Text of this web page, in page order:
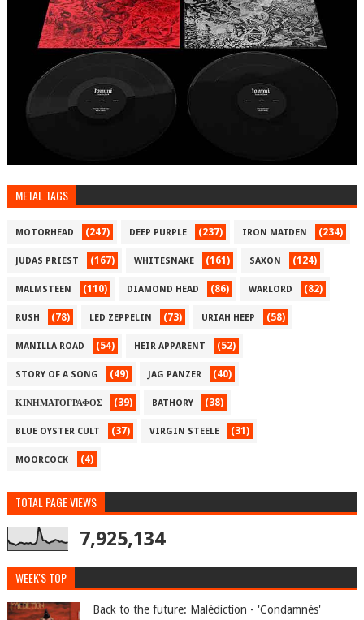
METAL TAGS
MOTORHEAD (247) DEEP PURPLE (237) IRON MAIDEN (234)
JUDAS PRIEST (167) WHITESNAKE (161) SAXON (124)
MALMSTEEN (110) DIAMOND HEAD (86) WARLORD (82)
RUSH (78) LED ZEPPELIN (73) URIAH HEEP (58)
MANILLA ROAD (54) HEIR APPARENT (52)
STORY OF A SONG (49) JAG PANZER (40)
ΚΙΝΗΜΑΤΟΓΡΑΦΟΣ (39) BATHORY (38)
BLUE OYSTER CULT (37) VIRGIN STEELE (31)
MOORCOCK (4)
TOTAL PAGE VIEWS
7,925,134
WEEK'S TOP
Back to the future: Malédiction - 'Condamnés'